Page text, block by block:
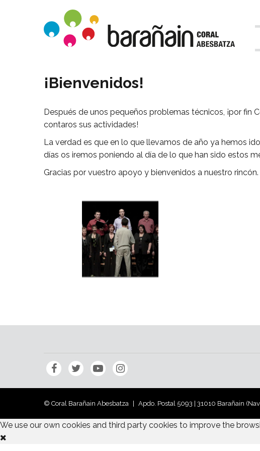
¡Bienvenidos!
Después de unos pequeños problemas técnicos, ¡por fin
contaros sus actividades!
La verdad es que en lo que llevamos de año ya hemos
días os iremos poniendo al día de lo que han sido estos
Gracias por vuestro apoyo y bienvenidos a nuestro rincón.
© Coral Barañain Abesbatza Apdo. Postal 5093 | 31010 Barañain
We use our own cookies and third party cookies to improve the